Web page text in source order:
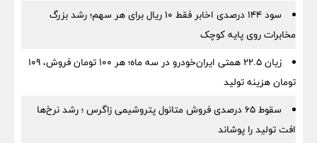
سود ۱۴۴ درصدی اخابر فقط ۱۰ ریال برای هر سهم؛ رشد بزرگ
مخابرات روی پایه کوچک
زیان ۲۲.۵ همتی ایران‌خودرو در سه ماه؛ هر ۱۰۰ تومان فروش، ۱۰۹
تومان هزینه تولید
سقوط ۶۵ درصدی فروش متانول پتروشیمی زاگرس ؛ رشد نرخ‌ها
افت تولید را پوشاند